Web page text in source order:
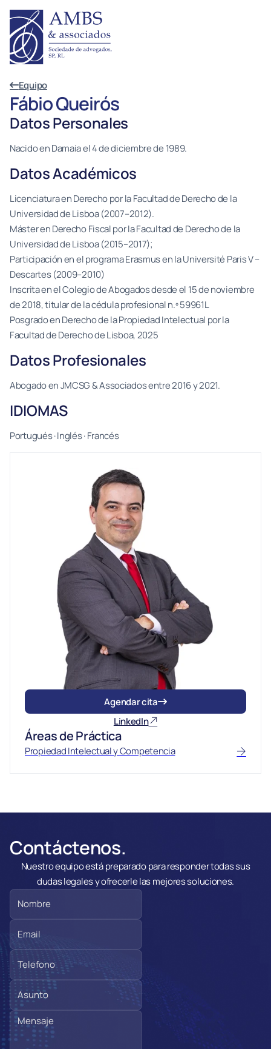
Equipo
Fábio Queirós
Datos Personales
Nacido en Damaia el 4 de diciembre de 1989.
Datos Académicos
Licenciatura en Derecho por la Facultad de Derecho de la
Universidad de Lisboa (2007–2012).
Máster en Derecho Fiscal por la Facultad de Derecho de la
Universidad de Lisboa (2015–2017);
Participación en el programa Erasmus en la Université Paris V –
Descartes (2009–2010)
Inscrita en el Colegio de Abogados desde el 15 de noviembre
de 2018, titular de la cédula profesional n.º 59961L
Posgrado en Derecho de la Propiedad Intelectual por la
Facultad de Derecho de Lisboa, 2025
Datos Profesionales
Abogado en JMCSG & Associados entre 2016 y 2021.
IDIOMAS
Portugués · Inglés · Francés
Agendar cita
LinkedIn
Áreas de Práctica
Propiedad Intelectual y Competencia
Contáctenos.
Nuestro equipo está preparado para responder todas sus
dudas legales y ofrecerle las mejores soluciones.